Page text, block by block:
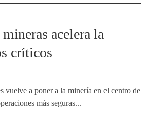
acelera la
críticos
vuelve a poner a la minería en el centro de
más seguras...